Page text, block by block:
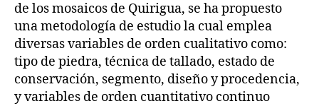
de los mosaicos de Quirigua, se ha propuesto
una metodología de estudio la cual emplea
diversas variables de orden cualitativo como:
tipo de piedra, técnica de tallado, estado de
conservación, segmento, diseño y procedencia,
y variables de orden cuantitativo continuo